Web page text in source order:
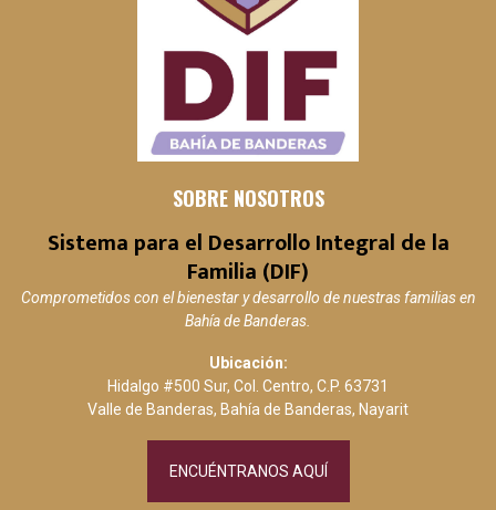
SOBRE NOSOTROS
Sistema para el Desarrollo Integral de la
Familia (DIF)
Comprometidos con el bienestar y desarrollo de nuestras familias en
Bahía de Banderas.
Ubicación:
Hidalgo #500 Sur, Col. Centro, C.P. 63731
Valle de Banderas, Bahía de Banderas, Nayarit
ENCUÉNTRANOS AQUÍ